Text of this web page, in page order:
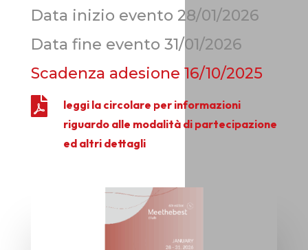
Data inizio evento 28/01/2026
Data fine evento 31/01/2026
Scadenza adesione 16/10/2025

leggi la circolare per informazioni
riguardo alle modalità di partecipazione
ed altri dettagli